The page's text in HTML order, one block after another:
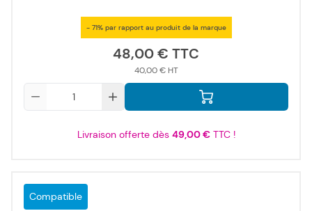
- 71% par rapport au produit de la marque
48,00 €
40,00 €
Livraison offerte dès 49,00 €TTC !
Compatible